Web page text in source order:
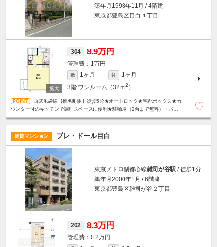
築年月1998年11月 / 4階建
東京都豊島区目白４丁目
304 8.9万円
1万円
敷 1ヶ月 礼
1ヶ月
3階 ワンルーム（32ｍ2 ）
西武池袋線【椎名町駅】徒歩5分★オートロック★宅配ボックス★カ
ウンター付のキッチンで調理スペースに便利★駐輪場（2台まで無料）・バイ
賃貸マンション プレ・ドール目白
東京メトロ副都心線雑司が谷駅 / 徒歩1分
築年月2000年1月 / 6階建
東京都豊島区雑司が谷２丁目
202 8.3万円
0.2万円